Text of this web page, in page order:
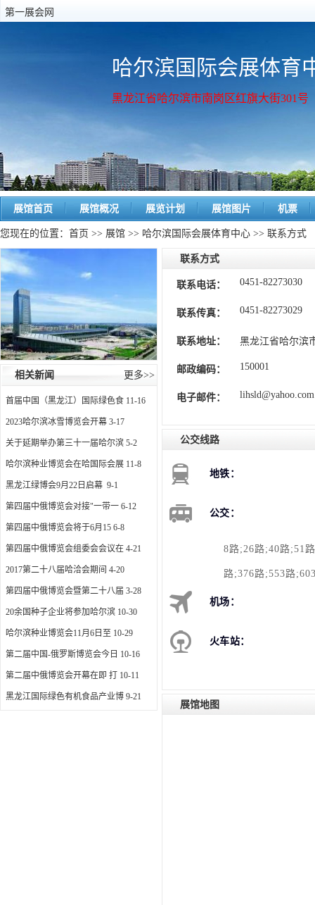
第一展会网
哈尔滨国际会展体育
黑龙江省哈尔滨市南岗区红旗大街301号
展馆首页 展馆概况 展览计划 展馆图片 机票
您现在的位置： 首页 >> 展馆 >> 哈尔滨国际会展体育中心 >> 联系方式
更多>>
相关新闻
首届中国（黑龙江）国际绿色食 11-16
2023哈尔滨冰雪博览会开幕 3-17
关于延期举办第三十一届哈尔滨 5-2
哈尔滨种业博览会在哈国际会展 11-8
黑龙江绿博会9月22日启幕 9-1
第四届中俄博览会对接"一带一 6-12
第四届中俄博览会将于6月15 6-8
第四届中俄博览会组委会会议在 4-21
2017第二十八届哈洽会期间 4-20
第四届中俄博览会暨第二十八届 3-28
20余国种子企业将参加哈尔滨 10-30
哈尔滨种业博览会11月6日至 10-29
第二届中国-俄罗斯博览会今日 10-16
第二届中俄博览会开幕在即 打 10-11
黑龙江国际绿色有机食品产业博 9-21
联系方式
联系电话： 0451-82273030
联系传真： 0451-82273029
联系地址： 黑龙江省哈尔滨
邮政编码： 150001
电子邮件：
公交线路
地铁：
公交：
8路;26路;40路;51
路;376路;553路
机场：
火车站：
展馆地图